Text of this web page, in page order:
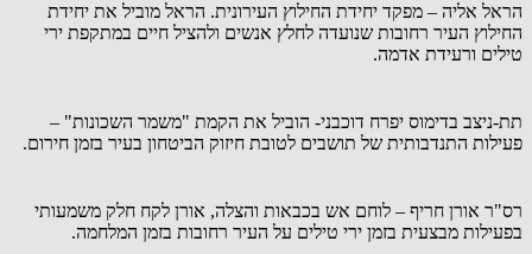
הראל אליה – מפקד יחידת החילוץ העירונית. הראל מוביל את יחידת
החילוץ העיר רחובות שנועדה לחלץ אנשים ולהציל חיים במתקפת ירי
טילים ורעידת אדמה.
תת-ניצב בדימוס יפרח דוכבני- הוביל את הקמת "משמר השכונות" –
פעילות התנדבותית של תושבים לטובת חיזוק הביטחון בעיר בזמן חירום.
רס"ר אורן חריף – לוחם אש בכבאות והצלה, אורן לקח חלק משמעותי
בפעילות מבצעית בזמן ירי טילים על העיר רחובות בזמן המלחמה.